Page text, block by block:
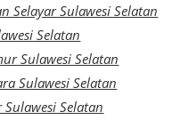
Selayar Sulawesi Selatan
Selatan
Sulawesi Selatan
Sulawesi Selatan
Selatan